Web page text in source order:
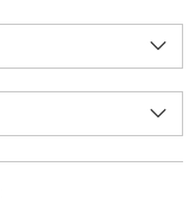
keyboard_arrow_down
keyboard_arrow_down